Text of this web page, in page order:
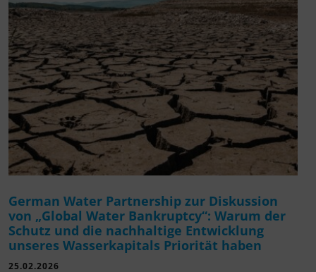
German Water Partnership zur Diskussion
von „Global Water Bankruptcy“: Warum der
Schutz und die nachhaltige Entwicklung
unseres Wasserkapitals Priorität haben
25.02.2026